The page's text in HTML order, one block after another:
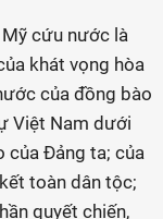
cứu nước là
khát vọng hòa
của đồng bào
Việt Nam dưới
của Đảng ta; của
toàn dân tộc;
quyết chiến,